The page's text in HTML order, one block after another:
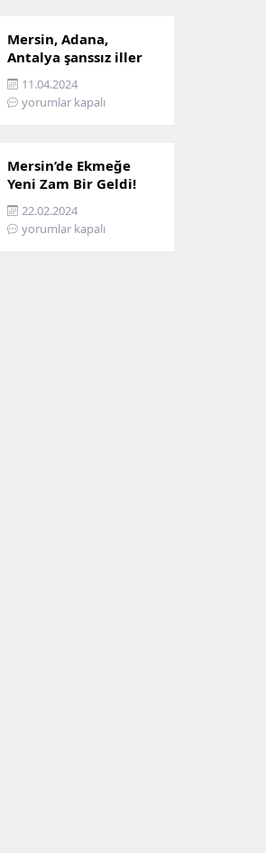
Mersin, Adana,
Antalya şanssız iller
arasına girdi: İşte
sebebi…
11.04.2024
yorumlar kapalı
Mersin’de Ekmeğe
Yeni Zam Bir Geldi!
İşte Mersin’in Zamlı
Ekmek Fiyatı!
22.02.2024
yorumlar kapalı